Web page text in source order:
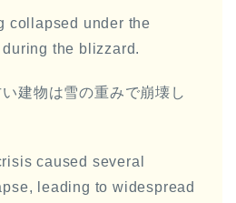
collapsed under the
the blizzard.
建物は雪の重みで崩壊し
caused several
leading to widespread